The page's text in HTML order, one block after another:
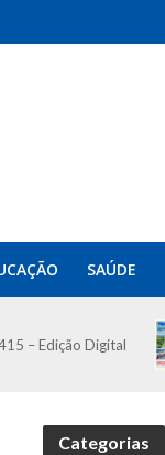
SAÚDE
– Edição Digital
Categorias